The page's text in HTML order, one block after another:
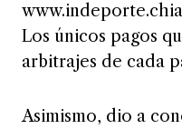
Los únicos pagos
arbitrajes de cada
Asimismo, dio a